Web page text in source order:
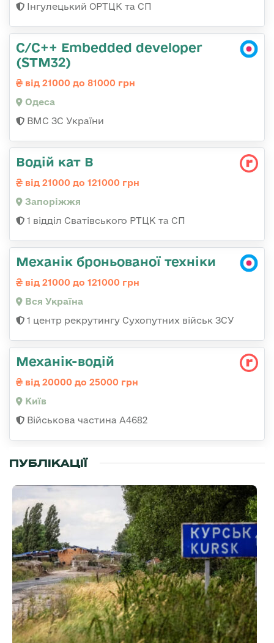
Інгулецький ОРТЦК та СП
C/C++ Embedded developer
(STM32)
від 21000 до 81000 грн
Одеса
ВМС ЗС України
Водій кат В
від 21000 до 121000 грн
Запоріжжя
1 відділ Сватівського РТЦК та СП
Механік броньованої техніки
від 21000 до 121000 грн
Вся Україна
1 центр рекрутингу Сухопутних військ ЗСУ
Механік-водій
від 20000 до 25000 грн
Київ
Військова частина А4682
ПУБЛІКАЦІЇ